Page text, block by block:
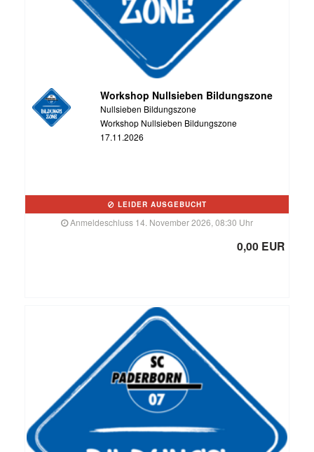
Workshop Nullsieben Bildungszone
Nullsieben Bildungszone
Workshop Nullsieben Bildungszone
17.11.2026
LEIDER AUSGEBUCHT
Anmeldeschluss 14. November 2026, 08:30 Uhr
0,00 EUR